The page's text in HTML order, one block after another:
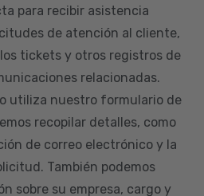
para recibir asistencia
de atención al cliente,
tickets y otros registros de
relacionadas.
utiliza nuestro formulario de
recopilar detalles, como
de correo electrónico y la
También podemos
sobre su empresa, cargo y